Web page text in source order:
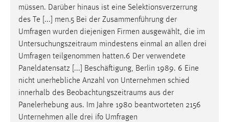
müssen. Darüber hinaus ist eine Selektionsverzerrung
des Te [...] men.5 Bei der Zusammenführung der
Umfragen wurden diejenigen Firmen ausgewählt, die im
Untersuchungszeitraum mindestens einmal an allen drei
Umfragen teilgenommen hatten.6 Der verwendete
Paneldatensatz [...] Beschäftigung, Berlin 1989. 6 Eine
nicht unerhebliche Anzahl von Unternehmen schied
innerhalb des Beobachtungszeitraums aus der
Panelerhebung aus. Im Jahre 1980 beantworteten 2156
Unternehmen alle drei ifo Umfragen
Cookie Laufzeit:
24 Stunden
STATISTIK
Statistik Cookies erfassen Informationen anonym.
Diese Informationen helfen uns zu verstehen, wie
unsere Besucher unsere Website nutzen.